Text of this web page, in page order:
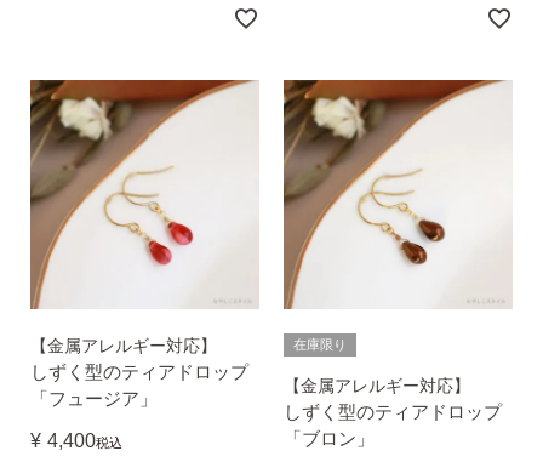
【金属アレルギー対応】
しずく型のティアドロップ
「フュージア」
¥ 4,400税込
在庫限り
【金属アレルギー対応】
しずく型のティアドロップ
「ブロン」